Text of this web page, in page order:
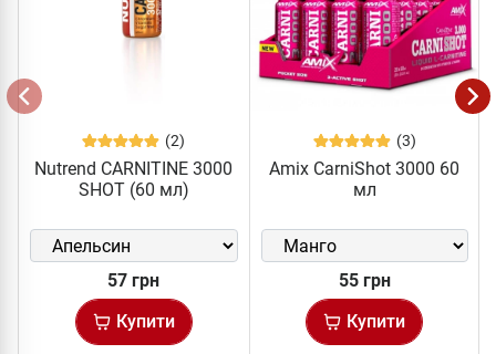
(2)
Nutrend CARNITINE 3000
SHOT (60 мл)
57 грн
Купити
(3)
Amix CarniShot 3000 60
мл
55 грн
Купити